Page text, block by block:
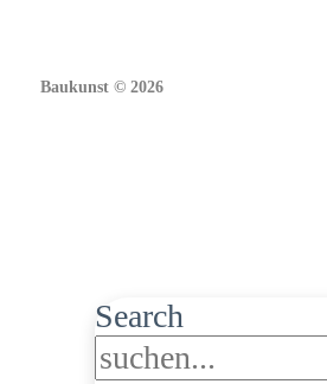
Baukunst © 2026
Search